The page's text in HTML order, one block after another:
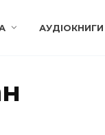
АУДІОКНИГИ